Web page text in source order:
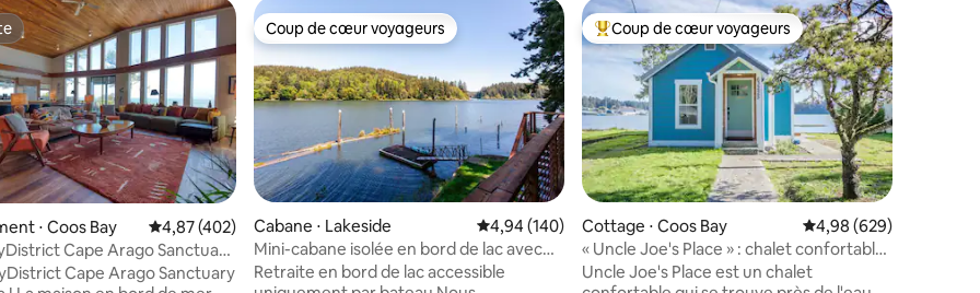
base de 258 commentaires : 4,96 sur 5
⋅ Coos Bay Évaluation moyenne sur la base de 402 commentaires : 4,87 sur 5
4,87 (402)
Cape Arago Sanctuary
mer
Cape Arago Sanctuary
Coup de cœur voyageurs
Coup de cœur voyageurs
Cabane ⋅ Lakeside Évaluation moyenne sur la base de 140 commentaires : 4,94 sur 5
4,94 (140)
Mini-cabane isolée en bord de lac avec
paddleboards
Retraite en bord de lac accessible
Coups de cœur voyageurs les plus appréciés
Coup de cœur voyageurs
Cottage ⋅ Coos Bay Évaluation moyenne
4,98 (629)
« Uncle Joe's Place » : chalet confortable
avec vue sur l'eau
Uncle Joe's Place est un chalet